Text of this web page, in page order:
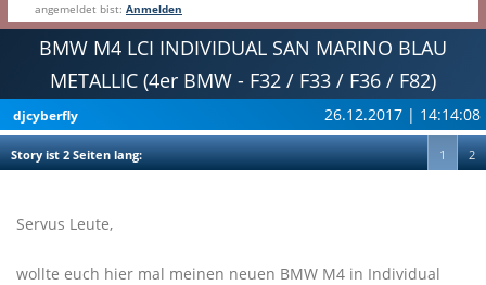
angemeldet bist: Anmelden
BMW M4 LCI INDIVIDUAL SAN MARINO BLAU
METALLIC (4er BMW - F32 / F33 / F36 / F82)
djcyberfly 26.12.2017 | 14:14:08
Story ist 2 Seiten lang: 1 2
Servus Leute,
wollte euch hier mal meinen neuen BMW M4 in Individual